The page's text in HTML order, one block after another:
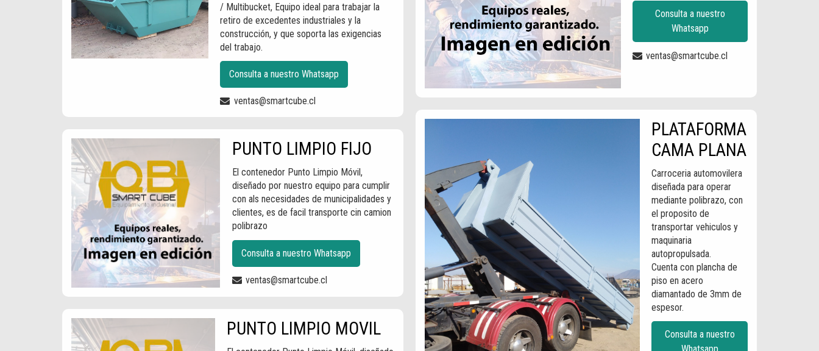
Consulta a nuestro
Whatsapp
ventas@smartcube.cl
/ Multibucket, Equipo ideal para trabajar la
retiro de excedentes industriales y la
construcción, y que soporta las exigencias
del trabajo.
Consulta a nuestro Whatsapp
ventas@smartcube.cl
PLATAFORMA
CAMA PLANA
Carroceria automovilera
diseñada para operar
mediante polibrazo, con
el proposito de
transportar vehiculos y
maquinaria
autopropulsada.
Cuenta con plancha de
piso en acero
diamantado de 3mm de
espesor.
Consulta a nuestro
PUNTO LIMPIO FIJO
El contenedor Punto Limpio Móvil,
diseñado por nuestro equipo para cumplir
con als necesidades de municipalidades y
clientes, es de facil transporte cin camion
polibrazo
Consulta a nuestro Whatsapp
ventas@smartcube.cl
PUNTO LIMPIO MOVIL